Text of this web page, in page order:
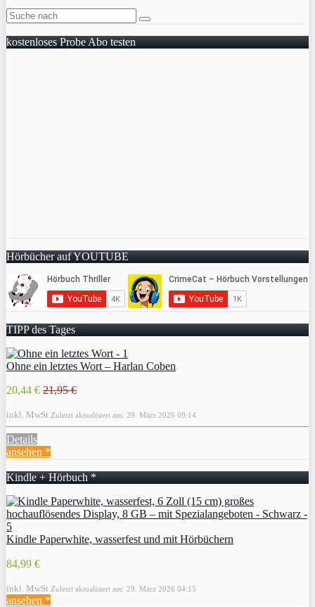
kostenloses Probe Abo testen
Hörbücher auf YOUTUBE
TIPP des Tages
Ohne ein letztes Wort – Harlan Coben
20,44 € 21,95 €
inkl. MwSt. Zuletzt aktualisiert am: 29. März 2026 09:14
Details
ansehen *
Kindle + Hörbuch *
Kindle Paperwhite, wasserfest und mit Hörbüchern
84,99 €
inkl. MwSt. Zuletzt aktualisiert am: 29. März 2026 04:15
ansehen *